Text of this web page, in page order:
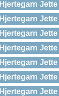
Hjertegarn
Hjertegarn
Hjertegarn
Hjertegarn
Hjertegarn
Hjertegarn Jette
Hjertegarn